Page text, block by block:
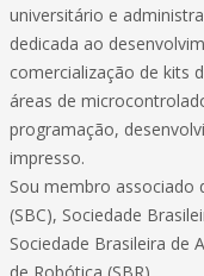
universitário e
dedicada ao
comercialização de kits
áreas de
programação,
impresso.
Sou membro associado
(SBC), Sociedade
Sociedade Brasileira de